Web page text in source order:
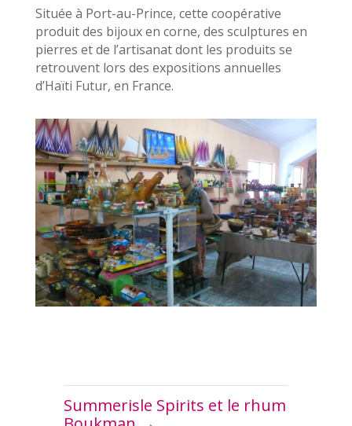
Située à Port-au-Prince, cette coopérative
produit des bijoux en corne, des sculptures en
pierres et de l’artisanat dont les produits se
retrouvent lors des expositions annuelles
d’Haïti Futur, en France.
Summerisle Spirits et le rhum